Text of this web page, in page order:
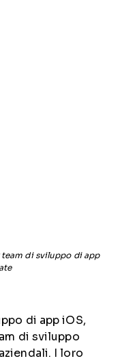
di sviluppo di app
di app iOS,
di sviluppo
I loro